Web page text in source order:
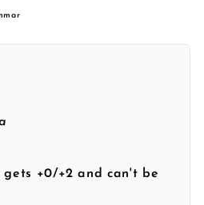
gets +0/+2 and can't be